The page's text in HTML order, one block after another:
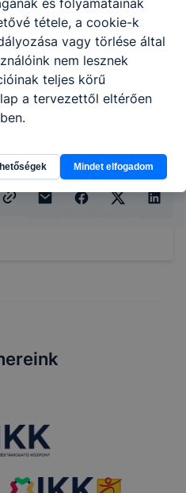
a HACCP
a
munkáját;
a technológiai
leírásait.
és folyamatainak
tétele, a cookie-k
vagy törlése által
nem lesznek
teljes körű
a tervezettől eltérően
Mindet elfogadom